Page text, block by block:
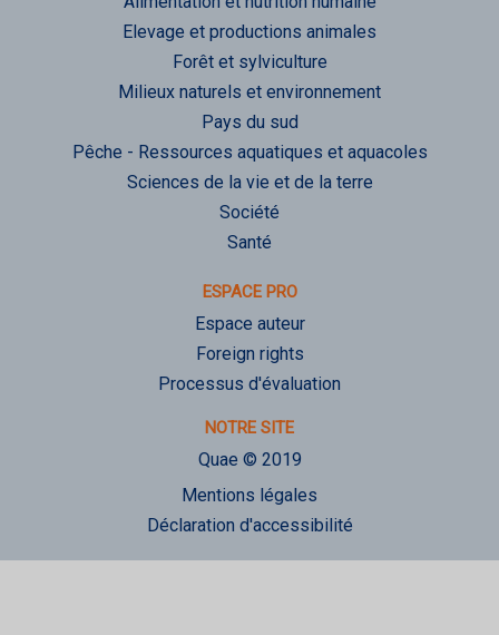
Elevage et productions animales
Forêt et sylviculture
Milieux naturels et environnement
Pays du sud
Pêche - Ressources aquatiques et aquacoles
Sciences de la vie et de la terre
Société
Santé
ESPACE PRO
Espace auteur
Foreign rights
Processus d'évaluation
NOTRE SITE
Quae © 2019
Mentions légales
Déclaration d'accessibilité